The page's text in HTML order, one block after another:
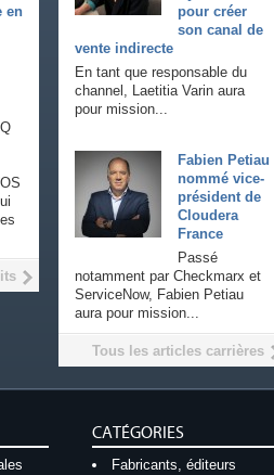
pour créer
son canal de
vente indirecte
En tant que responsable du
channel, Laetitia Varin aura
pour mission...
Fabien Petiau
nommé vice-
président de
Cloudera
France
Passé
notamment par Checkmarx et
ServiceNow, Fabien Petiau
aura pour mission...
Tous les articles carrières
en
CATÉGORIES
Fabricants, éditeurs